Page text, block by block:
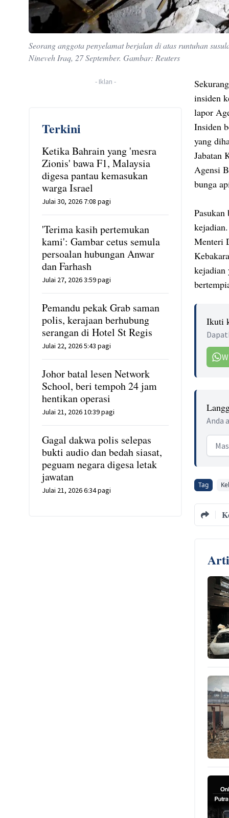
Seorang anggota penyelamat berjalan di atas runtuhan
Nineveh Iraq, 27 September. Gambar: Reuters
- Iklan -
Terkini
Ketika Bahrain yang 'mesra
Zionis' bawa F1, Malaysia
digesa pantau kemasukan
warga Israel
Julai 30, 2026 7:08 pagi
'Terima kasih pertemukan
kami': Gambar cetus semula
persoalan hubungan Anwar
dan Farhash
Julai 27, 2026 3:59 pagi
Pemandu pekak Grab saman
polis, kerajaan berhubung
serangan di Hotel St Regis
Julai 22, 2026 5:43 pagi
Johor batal lesen Network
School, beri tempoh 24 jam
hentikan operasi
Julai 21, 2026 10:39 pagi
Gagal dakwa polis selepas
bukti audio dan bedah siasat,
peguam negara digesa letak
jawatan
Julai 21, 2026 6:34 pagi
insiden
lapor
Insiden
yang
Jabatan
Agensi
bunga
kejadian.
Menteri
kejadian
Ikuti
Anda
Tag